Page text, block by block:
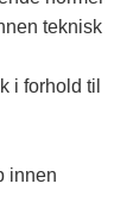
teknisk
i forhold til
innen